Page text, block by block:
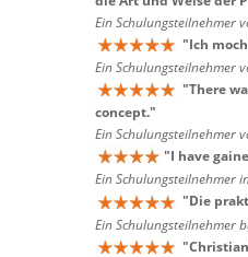
Ein Schulungsteilnehmer
"Ich
Ein Schulungsteilnehmer
"There
concept."
Ein Schulungsteilnehmer
"I have
Ein Schulungsteilnehmer
"Die
Ein Schulungsteilnehmer
"